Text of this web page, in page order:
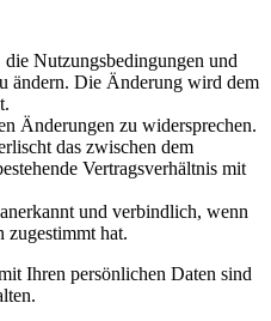
Nutzungsbedingungen und
ändern. Die Änderung wird dem
Änderungen zu widersprechen.
das zwischen dem
Vertragsverhältnis mit
und verbindlich, wenn
zugestimmt hat.
Ihren persönlichen Daten sind